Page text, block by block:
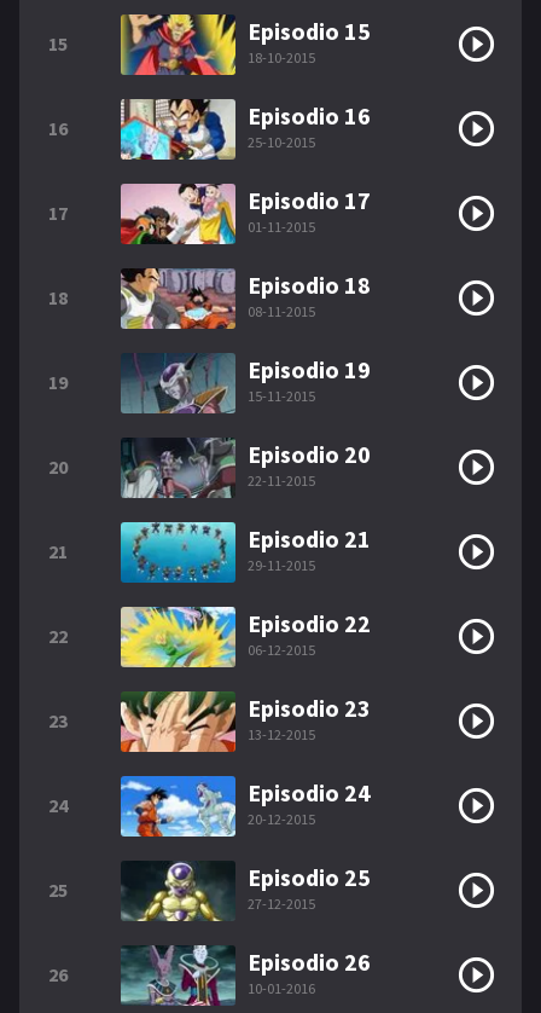
15 Episodio 15
18-10-2015
16 Episodio 16
25-10-2015
17 Episodio 17
01-11-2015
18 Episodio 18
08-11-2015
19 Episodio 19
15-11-2015
20 Episodio 20
22-11-2015
21 Episodio 21
29-11-2015
22 Episodio 22
06-12-2015
23 Episodio 23
13-12-2015
24 Episodio 24
20-12-2015
25 Episodio 25
27-12-2015
26 Episodio 26
10-01-2016